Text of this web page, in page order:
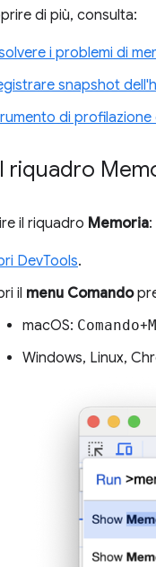
di più, consulta:
i problemi di
snapshot
di profilazione
riquadro
il riquadro Memoria:
DevTools.
il menu Comando
macOS: Comando+
Windows, Linux,